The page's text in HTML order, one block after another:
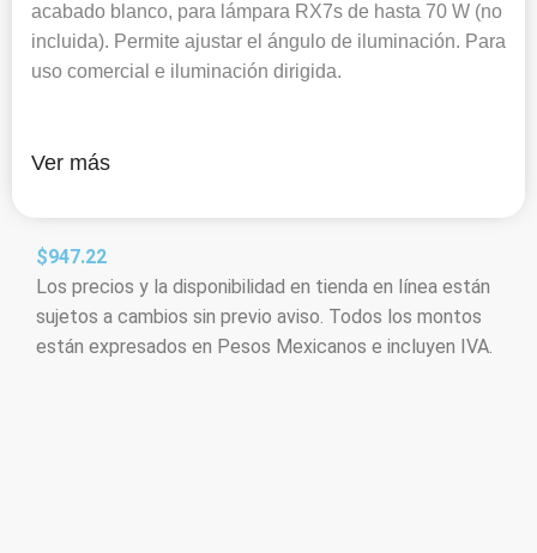
acabado blanco, para lámpara RX7s de hasta 70 W (no
incluida). Permite ajustar el ángulo de iluminación. Para
uso comercial e iluminación dirigida.
Ver más
$947.22
Los precios y la disponibilidad en tienda en línea están
sujetos a cambios sin previo aviso. Todos los montos
están expresados en Pesos Mexicanos e incluyen IVA.